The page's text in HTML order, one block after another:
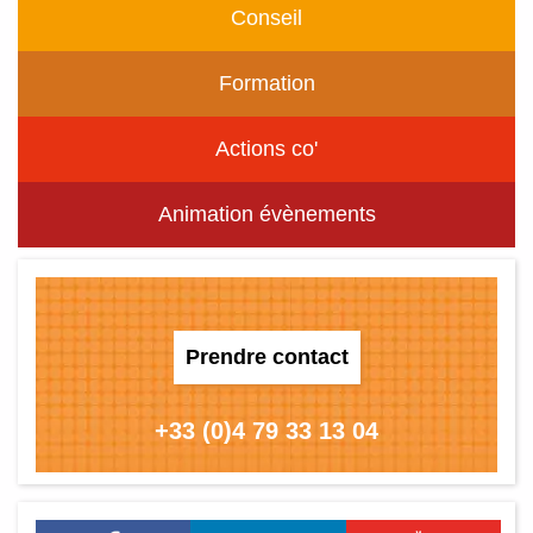
Conseil
Formation
Actions co'
Animation évènements
Prendre contact
+33 (0)4 79 33 13 04